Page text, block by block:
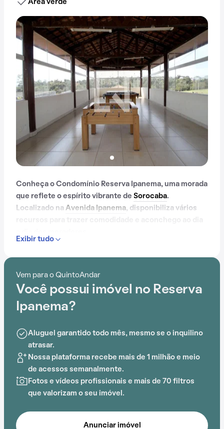
Área verde
Conheça o Condomínio Reserva Ipanema, uma morada
que reflete o espírito vibrante de Sorocaba.
Localizado na Avenida Ipanema, disponibiliza vários
Contando com portaria 24 horas, academia, piscina,
playground e salão de jogos, o Condomínio Reserva
Ipanema é preparado para atender às necessidades
dos moradores que buscam lazer e conforto em um só
Exibir tudo
Vem para o QuintoAndar
Você possui imóvel no Reserva
Ipanema?
Aluguel garantido todo mês, mesmo se o inquilino
atrasar.
Nossa plataforma recebe mais de 1 milhão e meio
de acessos semanalmente.
Fotos e vídeos profissionais e mais de 70 filtros
que valorizam o seu imóvel.
Anunciar imóvel